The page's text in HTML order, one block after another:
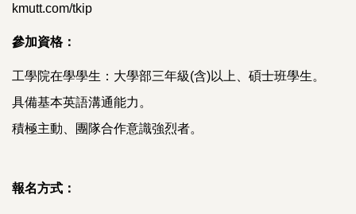
kmutt.com/tkip
參加資格：
工學院在學學生：大學部三年級(含)以上、碩士班學生。
具備基本英語溝通能力。
積極主動、團隊合作意識強烈者。
報名方式：